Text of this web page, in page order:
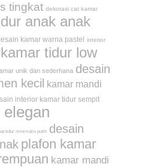
tingkat dekorasi cat kamar
anak anak
kamar warna pastel interior
tidur low
unik dan sederhana desain
kecil
kamar mandi
interior kamar tidur sempit
tidur minimalis putih
desain
plafon kamar
kamar mandi